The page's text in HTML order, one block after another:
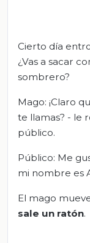
Cierto día
¿Vas a sacar
sombrero?
Mago: ¡Claro
te llamas? - le
público.
Público: Me
mi nombre es
El mago
sale un ratón.